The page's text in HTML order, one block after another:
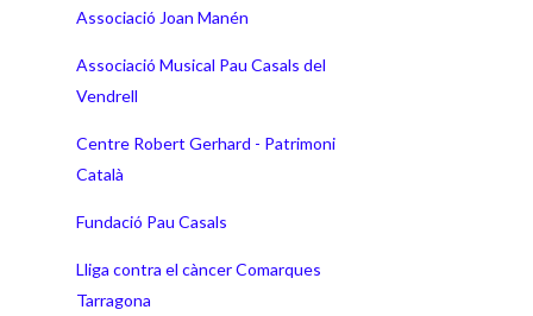
Associació Joan Manén
Associació Musical Pau Casals del
Vendrell
Centre Robert Gerhard - Patrimoni
Català
Fundació Pau Casals
Lliga contra el càncer Comarques
Tarragona